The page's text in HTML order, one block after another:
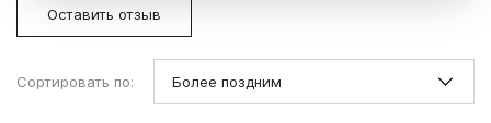
Оставить отзыв
Сортировать по: